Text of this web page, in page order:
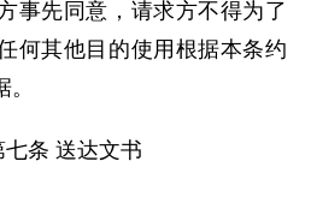
先同意，请求方不得为了
何其他目的使用根据本条约
送达文书